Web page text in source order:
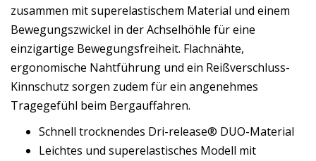
zusammen mit superelastischem Material und einem
Bewegungszwickel in der Achselhöhle für eine
einzigartige Bewegungsfreiheit. Flachnähte,
ergonomische Nahtführung und ein Reißverschluss-
Kinnschutz sorgen zudem für ein angenehmes
Tragegefühl beim Bergauffahren.
Schnell trocknendes Dri-release® DUO-Material
Leichtes und superelastisches Modell mit